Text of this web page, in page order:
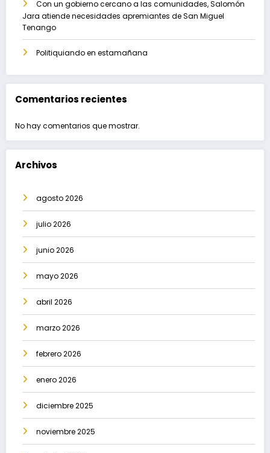
Con un gobierno cercano a las comunidades, Salomón
Jara atiende necesidades apremiantes de San Miguel
Tenango
Politiquiando en estamañana
Comentarios recientes
No hay comentarios que mostrar.
Archivos
agosto 2026
julio 2026
junio 2026
mayo 2026
abril 2026
marzo 2026
febrero 2026
enero 2026
diciembre 2025
noviembre 2025